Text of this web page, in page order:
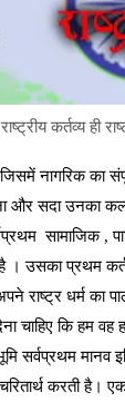
कर्तव्य ही
नागरिक का
सदा उनका
सामाजिक ,
है । उसका प्रथम
राष्ट्र धर्म का
चाहिए कि हम
सर्वप्रथम मानव
करती है।